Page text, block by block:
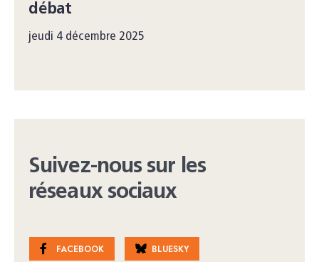
débat
jeudi 4 décembre 2025
Suivez-nous sur les
réseaux sociaux
FACEBOOK BLUESKY